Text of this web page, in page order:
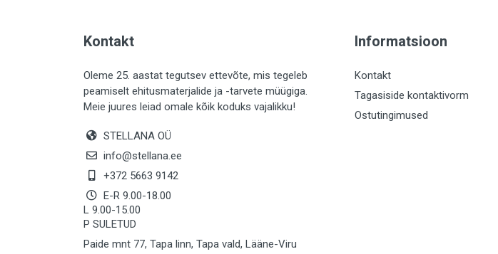
LIISTUD (183)
KIVID (31)
KATTED (132)
MAALRITARBED (1027)
SOOJUSTUS (16)
KEEMIA (220)
TÖÖRIIDED (117)
SAUN (8)
Kontakt
Oleme 25. aastat tegutsev ettevõte, mis tegeleb
peamiselt ehitusmaterjalide ja -tarvete müügiga.
Meie juures leiad omale kõik koduks vajalikku!
STELLANA OÜ
info@stellana.ee
+372 5663 9142
E-R 9.00-18.00
L 9.00-15.00
P SULETUD
Paide mnt 77, Tapa linn, Tapa vald, Lääne-Viru
Informatsioon
Kontakt
Tagasiside kontaktivorm
Ostutingimused